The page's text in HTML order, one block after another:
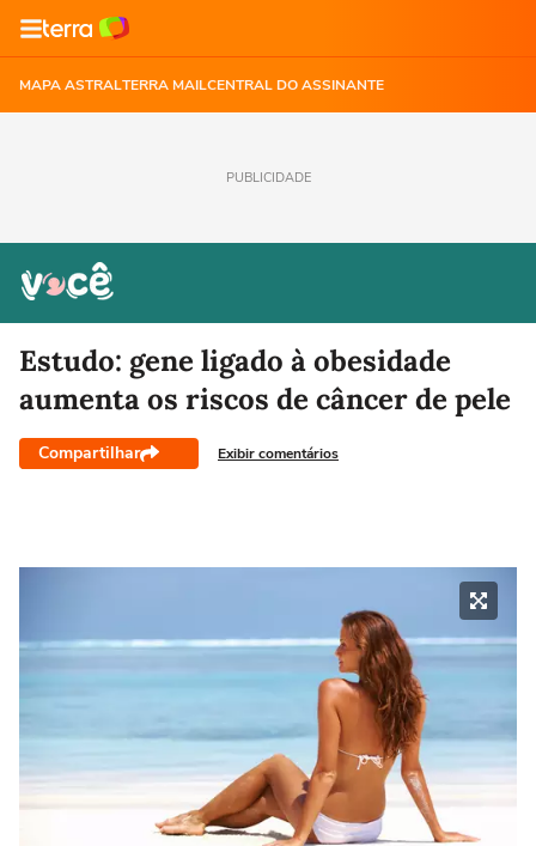
MAPA ASTRALTERRA MAILCENTRAL DO ASSINANTE
PUBLICIDADE
Estudo: gene ligado à obesidade
aumenta os riscos de câncer de pele
Compartilhar Exibir comentários